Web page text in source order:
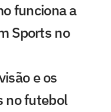
funciona a
Sports no
e os
no futebol